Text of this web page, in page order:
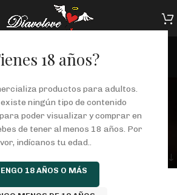
18 años?
productos para adultos.
ningún tipo de contenido
poder visualizar y comprar en
de tener al menos 18 años. Por
indícanos tu edad..
18 AÑOS O MÁS
comestible
Categorías
etiquetados “lubricante comestible”